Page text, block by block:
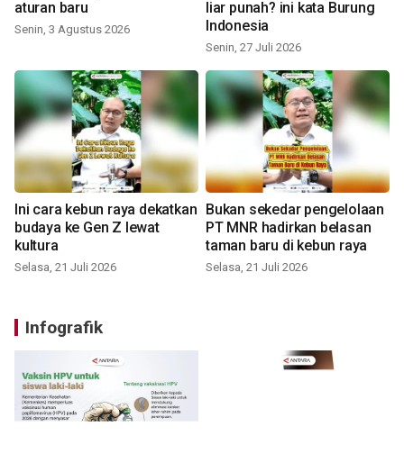
aturan baru
Senin, 3 Agustus 2026
liar punah? ini kata Burung
Indonesia
Senin, 27 Juli 2026
Ini cara kebun raya dekatkan
budaya ke Gen Z lewat
kultura
Selasa, 21 Juli 2026
Bukan sekedar pengelolaan
PT MNR hadirkan belasan
taman baru di kebun raya
Selasa, 21 Juli 2026
Infografik